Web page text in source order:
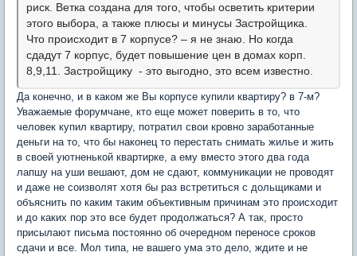
риск. Ветка создана для того, чтобы осветить критерии
этого выбора, а также плюсы и минусы Застройщика.
Что происходит в 7 корпусе? – я не знаю. Но когда
сдадут 7 корпус, будет повышение цен в домах корп.
8,9,11. Застройщику - это выгодно, это всем известно.
Да конечно, и в каком же Вы корпусе купили квартиру? в 7-м?
Уважаемые форумчане, кто еще может поверить в то, что
человек купил квартиру, потратил свои кровно заработанные
деньги на то, что бы наконец то перестать снимать жилье и жить
в своей уютненькой квартирке, а ему вместо этого два года
лапшу на уши вешают, дом не сдают, коммуникации не проводят
и даже не соизволят хотя бы раз встретиться с дольщиками и
объяснить по каким таким объективным причинам это происходит
и до каких пор это все будет продолжаться? А так, просто
присылают письма постоянно об очередном переносе сроков
сдачи и все. Мол типа, не вашего ума это дело, ждите и не